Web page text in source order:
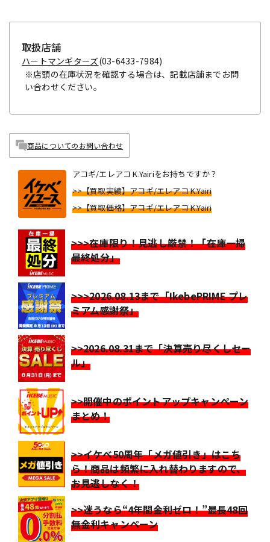
取扱店舗
ハートマンギターズ(03-6433-7984)
※店頭の在庫状況を確認する場合は、記載店舗までお問
い合わせください。
商品についてのお問い合わせ
アコギ/エレアコ K.Yairiをお持ちですか？
>>【買取実績】アコギ/エレアコ K.Yairi
>>【買取価格】アコギ/エレアコ K.Yairi
>>>在庫限り！見逃し厳禁！「在庫一掃
最終処分」
>>>2026.08.13まで「IkebePRIME プレ
ミアム感謝祭」
>>2026.08.31まで「決算売り尽くしセー
ル」
>>開催中のポイントアップキャンペーン
まとめ！
>>イケベ50周年「メガ値引き」はこち
ら！商品は頻繁に入れ替わりますので、
お見逃しなく！
>>迷うなら“4年間金利ゼロ！”最長48回
無金利キャンペーン